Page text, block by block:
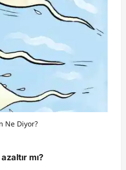
Ne Diyor?
mı?